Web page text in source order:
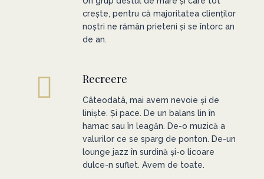
crește, pentru că majoritatea clienților
noștri ne rămân prieteni și se întorc an
de an.
Recreere
Câteodatâ, mai avem nevoie și de
liniște. Și pace. De un balans lin în
hamac sau în leagăn. De-o muzică a
valurilor ce se sparg de ponton. De-un
lounge jazz în surdină și-o licoare
dulce-n suflet. Avem de toate.